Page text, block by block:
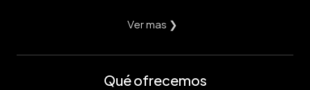
Ver mas ❯
Qué ofrecemos